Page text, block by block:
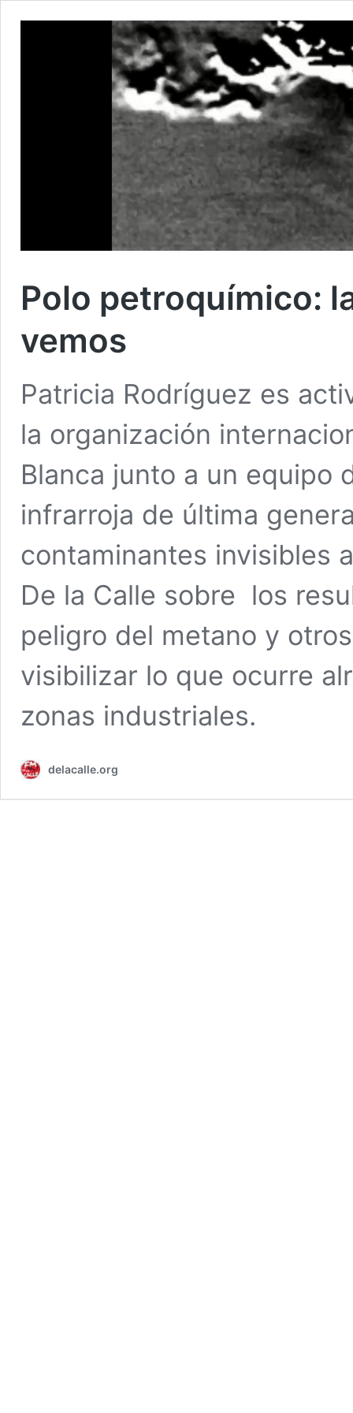
Polo petroquímico:
vemos
Patricia Rodríguez es
la organización
Blanca junto a un equipo
infrarroja de última
contaminantes invisibles
De la Calle sobre los
peligro del metano y
visibilizar lo que ocurre
zonas industriales.
delacalle.org